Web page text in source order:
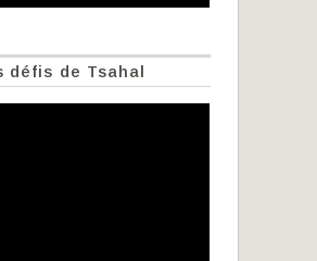
défis de Tsahal